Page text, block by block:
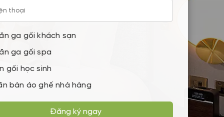
ga gối khách sạn
ga gối spa
gối học sinh
bàn áo ghế nhà hàng
Đăng ký ngay